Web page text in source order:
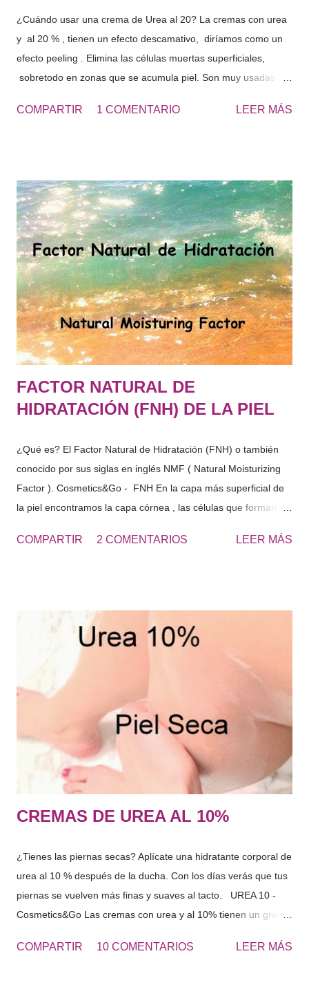
¿Cuándo usar una crema de Urea al 20? La cremas con urea
y al 20 % , tienen un efecto descamativo, diríamos como un
efecto peeling . Elimina las células muertas superficiales,
sobretodo en zonas que se acumula piel. Son muy usadas
pies... zonas ásperas de la piel. El resultado es una piel más
de durezas, que se producen con el roce de los zapatos.
“Obtendrás unos pies suaves todo el año y sin avergonzarte
de lucir pies en verano.” Los pies secos tienden a acumular
más suciedad, cuando vas con las sandalias, se ven los pies
más sucios. Consulta la UREA 10% o UREA 30% según sea tu
necesidad de hidratación.
COMPARTIR 1 COMENTARIO LEER MÁS
FACTOR NATURAL DE
HIDRATACIÓN (FNH) DE LA PIEL
¿Qué es? El Factor Natural de Hidratación (FNH) o también
conocido por sus siglas en inglés NMF ( Natural Moisturizing
Factor ). Cosmetics&Go - FNH En la capa más superficial de
la piel encontramos la capa córnea , las células que forman
tienen diferentes componentes solubles en agua. Estos
conjunto es lo que denominamos Factor Natural de
Hidratación" Si analizamos el FNH, este seria rico en
aminoácidos, PCA, lactatos, urea, amoniaco, acido úrico, iones
sodio , potasio… azucares etc.. en fin una cantidad de
sustancias capaces de captar agua y mantenerla dentro de las
células. El conjunto de sustancias que forman el FNH captan
agua del interior del organismo y del exterior, es decir, del
ambiente que n...
COMPARTIR 2 COMENTARIOS LEER MÁS
CREMAS DE UREA AL 10%
¿Tienes las piernas secas? Aplícate una hidratante corporal de
urea al 10 % después de la ducha. Con los días verás que tus
piernas se vuelven más finas y suaves al tacto. UREA 10 -
Cosmetics&Go Las cremas con urea y al 10% tienen un gran
superficie de la piel. Ideal para pieles secas o ahora en
COMPARTIR 10 COMENTARIOS LEER MÁS